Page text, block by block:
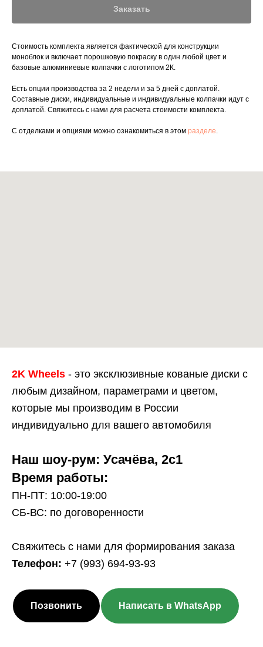
Заказать
Стоимость комплекта является фактической для конструкции
моноблок и включает порошковую покраску в один любой цвет и
базовые алюминиевые колпачки с логотипом 2К.
Есть опции производства за 2 недели и за 5 дней с доплатой.
Составные диски, индивидуальные и индивидуальные колпачки идут с
доплатой. Свяжитесь с нами для расчета стоимости комплекта.
С отделками и опциями можно ознакомиться в этом разделе.
2K Wheels - это эксклюзивные кованые диски с
любым дизайном, параметрами и цветом,
которые мы производим в России
индивидуально для вашего автомобиля
Наш шоу-рум: Усачёва, 2с1
Время работы:
ПН-ПТ: 10:00-19:00
СБ-ВС: по договоренности
Свяжитесь с нами для формирования заказа
Телефон: +7 (993) 694-93-93
Позвонить Написать в WhatsApp